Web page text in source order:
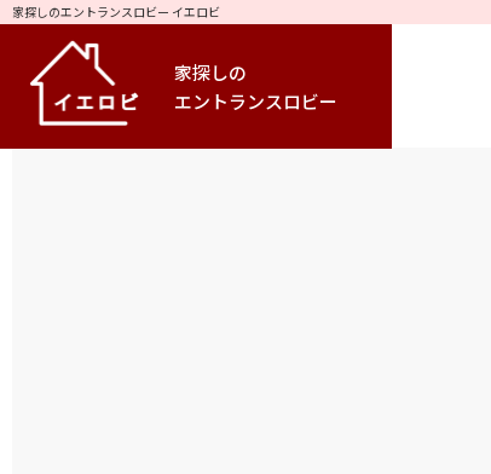
家探しのエントランスロビー イエロビ
家探しの
エントランスロビー